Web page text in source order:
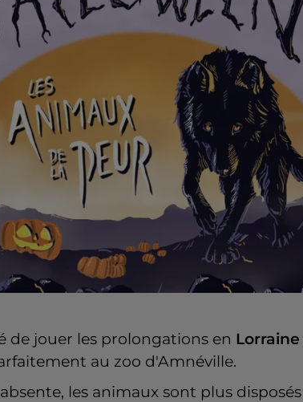
de jouer les prolongations en Lorraine
au zoo d'Amnéville.
les animaux sont plus